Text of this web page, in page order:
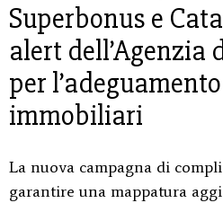
Superbonus e
alert dell’Agenzia
per
immobiliari
La nuova campagna di
garantire una mappatura